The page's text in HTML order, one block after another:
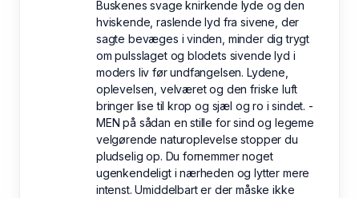
Buskenes svage knirkende lyde og den
hviskende, raslende lyd fra sivene, der
sagte bevæges i vinden, minder dig trygt
om pulsslaget og blodets sivende lyd i
moders liv før undfangelsen. Lydene,
oplevelsen, velværet og den friske luft
bringer lise til krop og sjæl og ro i sindet. -
MEN på sådan en stille for sind og legeme
velgørende naturoplevelse stopper du
pludselig op. Du fornemmer noget
ugenkendeligt i nærheden og lytter mere
intenst. Umiddelbart er der måske ikke